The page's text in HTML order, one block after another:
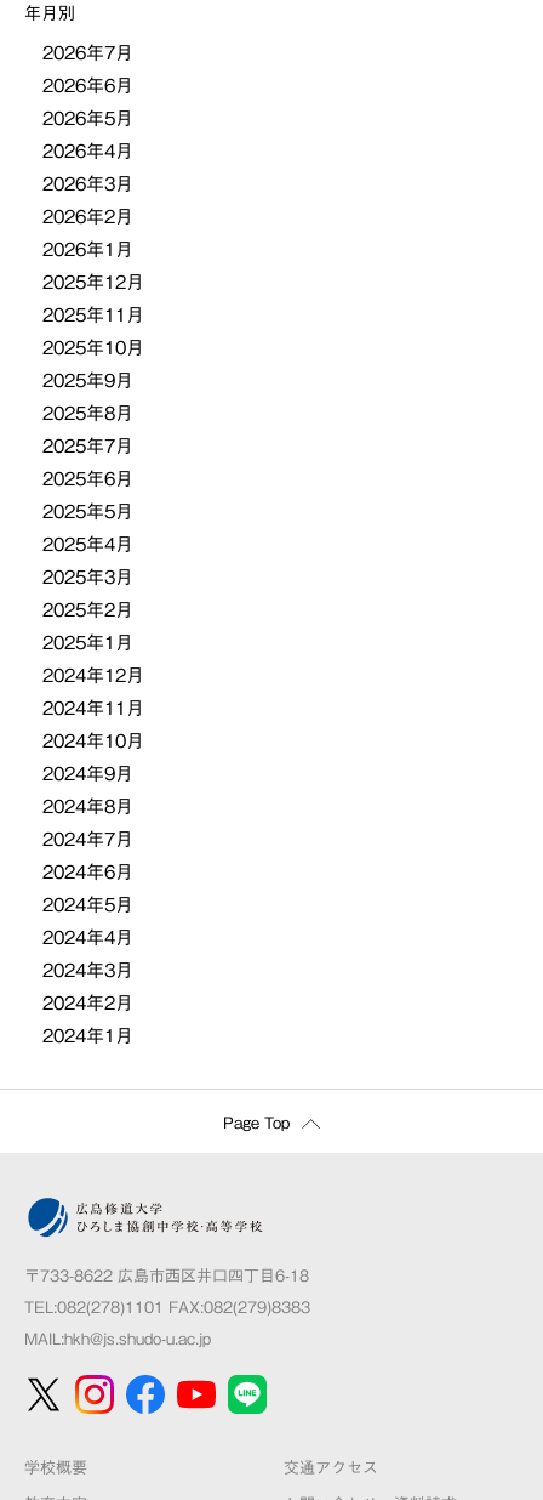
ョ
ン
年月別
2026年7月
2026年6月
2026年5月
2026年4月
2026年3月
2026年2月
2026年1月
2025年12月
2025年11月
2025年10月
2025年9月
2025年8月
2025年7月
2025年6月
2025年5月
2025年4月
2025年3月
2025年2月
2025年1月
2024年12月
2024年11月
2024年10月
2024年9月
2024年8月
2024年7月
2024年6月
2024年5月
2024年4月
2024年3月
2024年2月
2024年1月
Page Top
〒733-8622 広島市西区井口四丁目6-18
TEL:082(278)1101 FAX:082(279)8383
MAIL:hkh@js.shudo-u.ac.jp
学校概要 交通アクセス